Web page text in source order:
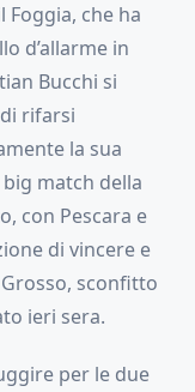
che ha
d’allarme in
Bucchi si
rifarsi
la sua
match della
con Pescara e
di vincere e
Grosso, sconfitto
ieri sera.
per le due